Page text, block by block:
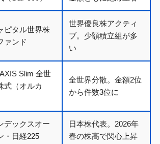
ピタル世界株
ァンド
世界優良株アクティ
ブ。少額積立組が多
い
Slim 全世
式（オルカ
全世界分散。金額2位
から件数3位に
デックスオー
・日経225
日本株代表。2026年
春の株高で関心上昇